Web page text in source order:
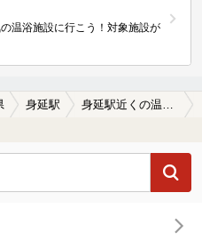
温浴施設に行こう！対象施設が
身延駅 身延駅近くの温泉宿・温泉旅館・ホテルおすすめ(2026年版)